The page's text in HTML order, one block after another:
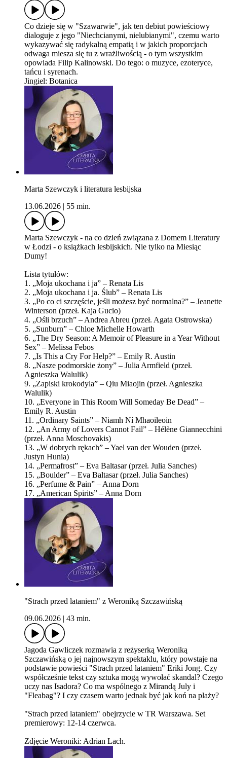
Co dzieje się w "Szawarwie", jak ten debiut powieściowy
dialoguje z jego "Niechcianymi, nielubianymi", czemu warto
wykazywać się radykalną empatią i w jakich proporcjach
odwaga miesza się tu z wrażliwością - o tym wszystkim
opowiada Filip Kalinowski. Do tego: o muzyce, ezoteryce,
tańcu i syrenach.
Jingiel: Botanica
Marta Szewczyk i literatura lesbijska
13.06.2026
55 min.
Marta Szewczyk - na co dzień związana z Domem Literatury
w Łodzi - o książkach lesbijskich. Nie tylko na Miesiąc
Dumy!
Lista tytułów:
1. „Moja ukochana i ja” – Renata Lis
2. „Moja ukochana i ja. Ślub” – Renata Lis
3. „Po co ci szczęście, jeśli możesz być normalna?” – Jeanette
Winterson (przeł. Kaja Gucio)
4. „Ośli brzuch” – Andrea Abreu (przeł. Agata Ostrowska)
5. „Sunburn” – Chloe Michelle Howarth
6. „The Dry Season: A Memoir of Pleasure in a Year Without
Sex” – Melissa Febos
7. „Is This a Cry For Help?” – Emily R. Austin
8. „Nasze podmorskie żony” – Julia Armfield (przeł.
Agnieszka Walulik)
9. „Zapiski krokodyla” – Qiu Miaojin (przeł. Agnieszka
Walulik)
10. „Everyone in This Room Will Someday Be Dead” –
Emily R. Austin
11. „Ordinary Saints” – Niamh Ní Mhaoileoin
12. „An Army of Lovers Cannot Fail” – Hélène Giannecchini
(przeł. Anna Moschovakis)
13. „W dobrych rękach” – Yael van der Wouden (przeł.
Justyn Hunia)
14. „Permafrost” – Eva Baltasar (przeł. Julia Sanches)
15. „Boulder” – Eva Baltasar (przeł. Julia Sanches)
16. „Perfume & Pain” – Anna Dorn
17. „American Spirits” – Anna Dorn
"Strach przed lataniem" z Weroniką Szczawińską
09.06.2026
43 min.
Jagoda Gawliczek rozmawia z reżyserką Weroniką
Szczawińską o jej najnowszym spektaklu, który powstaje na
podstawie powieści "Strach przed lataniem" Eriki Jong. Czy
współcześnie tekst czy sztuka mogą wywołać skandal? Czego
uczy nas Isadora? Co ma wspólnego z Mirandą July i
"Fleabag"? I czy czasem warto jednak być jak koń na plaży?
"Strach przed lataniem" obejrzycie w TR Warszawa. Set
premierowy: 12-14 czerwca.
Zdjęcie Weroniki: Adrian Lach.